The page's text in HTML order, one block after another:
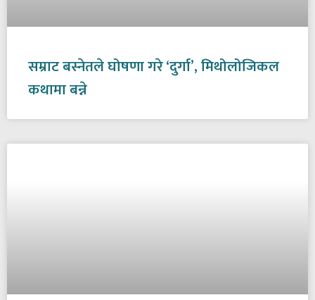
सम्राट बस्नेतले घोषणा गरे ‘दुर्गा’, मिथोलोजिकल
कथामा बन्ने